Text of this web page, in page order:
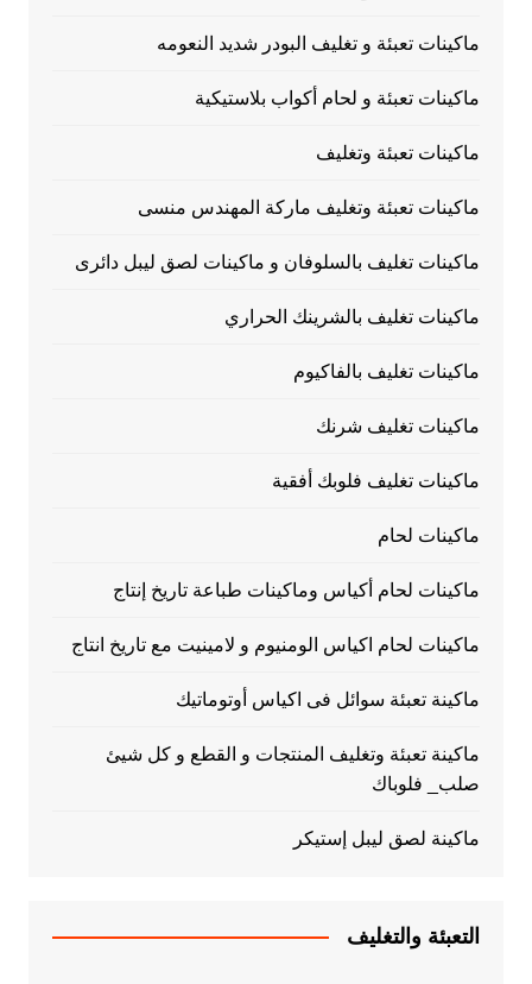
ماكينات تعبئة و تغليف البودر شديد النعومه
ماكينات تعبئة و لحام أكواب بلاستيكية
ماكينات تعبئة وتغليف
ماكينات تعبئة وتغليف ماركة المهندس منسى
ماكينات تغليف بالسلوفان و ماكينات لصق ليبل دائرى
ماكينات تغليف بالشرينك الحراري
ماكينات تغليف بالفاكيوم
ماكينات تغليف شرنك
ماكينات تغليف فلوبك أفقية
ماكينات لحام
ماكينات لحام أكياس وماكينات طباعة تاريخ إنتاج
ماكينات لحام اكياس الومنيوم و لامينيت مع تاريخ انتاج
ماكينة تعبئة سوائل فى اكياس أوتوماتيك
ماكينة تعبئة وتغليف المنتجات و القطع و كل شيئ
صلب_ فلوباك
ماكينة لصق ليبل إستيكر
التعبئة والتغليف